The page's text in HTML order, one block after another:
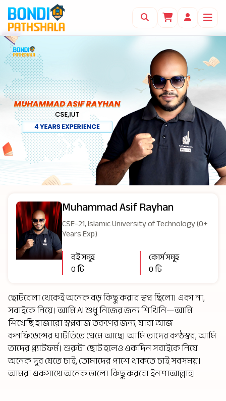
Muhammad Asif Rayhan
CSE-21, Islamic University of Technology (0+
Years Exp)
বই সমূহ
0 টি
কোর্স সমূহ
0 টি
ছোটবেলা থেকেই অনেক বড় কিছু করার স্বপ্ন ছিলো। একা না,
সবাইকে নিয়ে। আমি AI শুধু নিজের জন্য শিখিনি—আমি
শিখেছি হাজারো স্বপ্নবাজ তরুণের জন্য, যারা আজ
কনফিডেন্সের ঘাটতিতে থেমে আছে। আমি তাদের কণ্ঠস্বর, আমি
তাদের প্ল্যাটফর্ম। শুরুটা ছোট হলেও একদিন সবাইকে নিয়ে
অনেক দূর যেতে চাই, তোমাদের পাশে থাকতে চাই সবসময়।
আমরা একসাথে অনেক ভালো কিছু করবো ইনশাআল্লাহ।